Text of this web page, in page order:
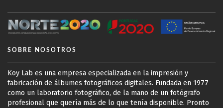
SOBRE NOSOTROS
Koy Lab es una empresa especializada en la impresión y
fabricación de álbumes fotográficos digitales. Fundada en 1977
como un laboratorio fotográfico, de la mano de un fotógrafo
profesional que quería más de lo que tenía disponible. Pronto